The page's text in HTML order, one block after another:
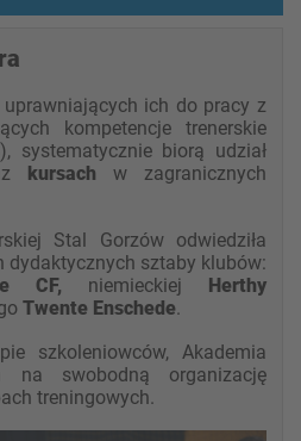
ich do pracy z
kompetencje trenerskie
systematycznie biorą udział
kursach w zagranicznych
Stal Gorzów odwiedziła
dydaktycznych sztaby klubów:
CF, niemieckiej Herthy
Twente Enschede.
szkoleniowców, Akademia
na swobodną organizację
treningowych.